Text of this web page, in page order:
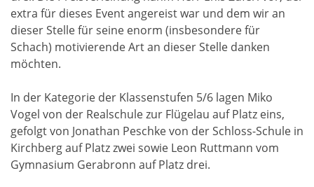
extra für dieses Event angereist war und dem wir an
dieser Stelle für seine enorm (insbesondere für
Schach) motivierende Art an dieser Stelle danken
möchten.
In der Kategorie der Klassenstufen 5/6 lagen Miko
Vogel von der Realschule zur Flügelau auf Platz eins,
gefolgt von Jonathan Peschke von der Schloss-Schule in
Kirchberg auf Platz zwei sowie Leon Ruttmann vom
Gymnasium Gerabronn auf Platz drei.